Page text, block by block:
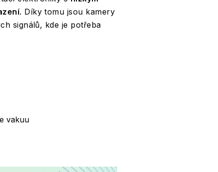
. Díky tomu jsou kamery
signálů, kde je potřeba
vakuu